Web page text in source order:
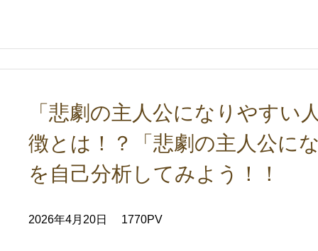
「悲劇の主人公になりやすい
徴とは！？「悲劇の主人公に
を自己分析してみよう！！
2026年4月20日 1770PV